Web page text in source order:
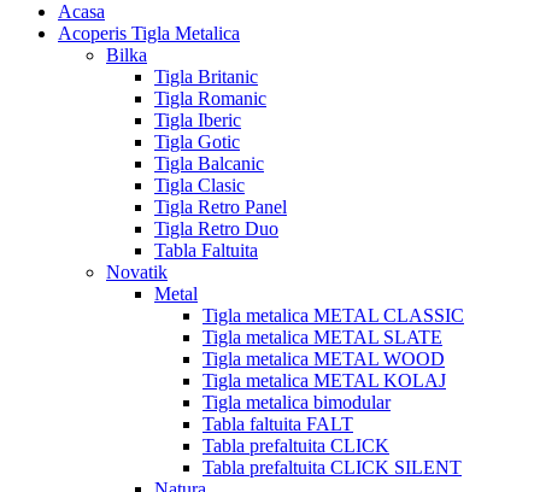
Acasa
Acoperis Tigla Metalica
Bilka
Tigla Britanic
Tigla Romanic
Tigla Iberic
Tigla Gotic
Tigla Balcanic
Tigla Clasic
Tigla Retro Panel
Tigla Retro Duo
Tabla Faltuita
Novatik
Metal
Tigla metalica METAL CLASSIC
Tigla metalica METAL SLATE
Tigla metalica METAL WOOD
Tigla metalica METAL KOLAJ
Tigla metalica bimodular
Tabla faltuita FALT
Tabla prefaltuita CLICK
Tabla prefaltuita CLICK SILENT